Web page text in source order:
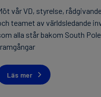
vår VD, styrelse,
teamet av världsledande
alla står bakom South
Läs mer